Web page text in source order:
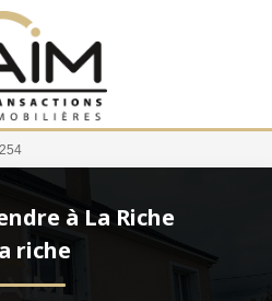
AGENCES
à La Riche
riche